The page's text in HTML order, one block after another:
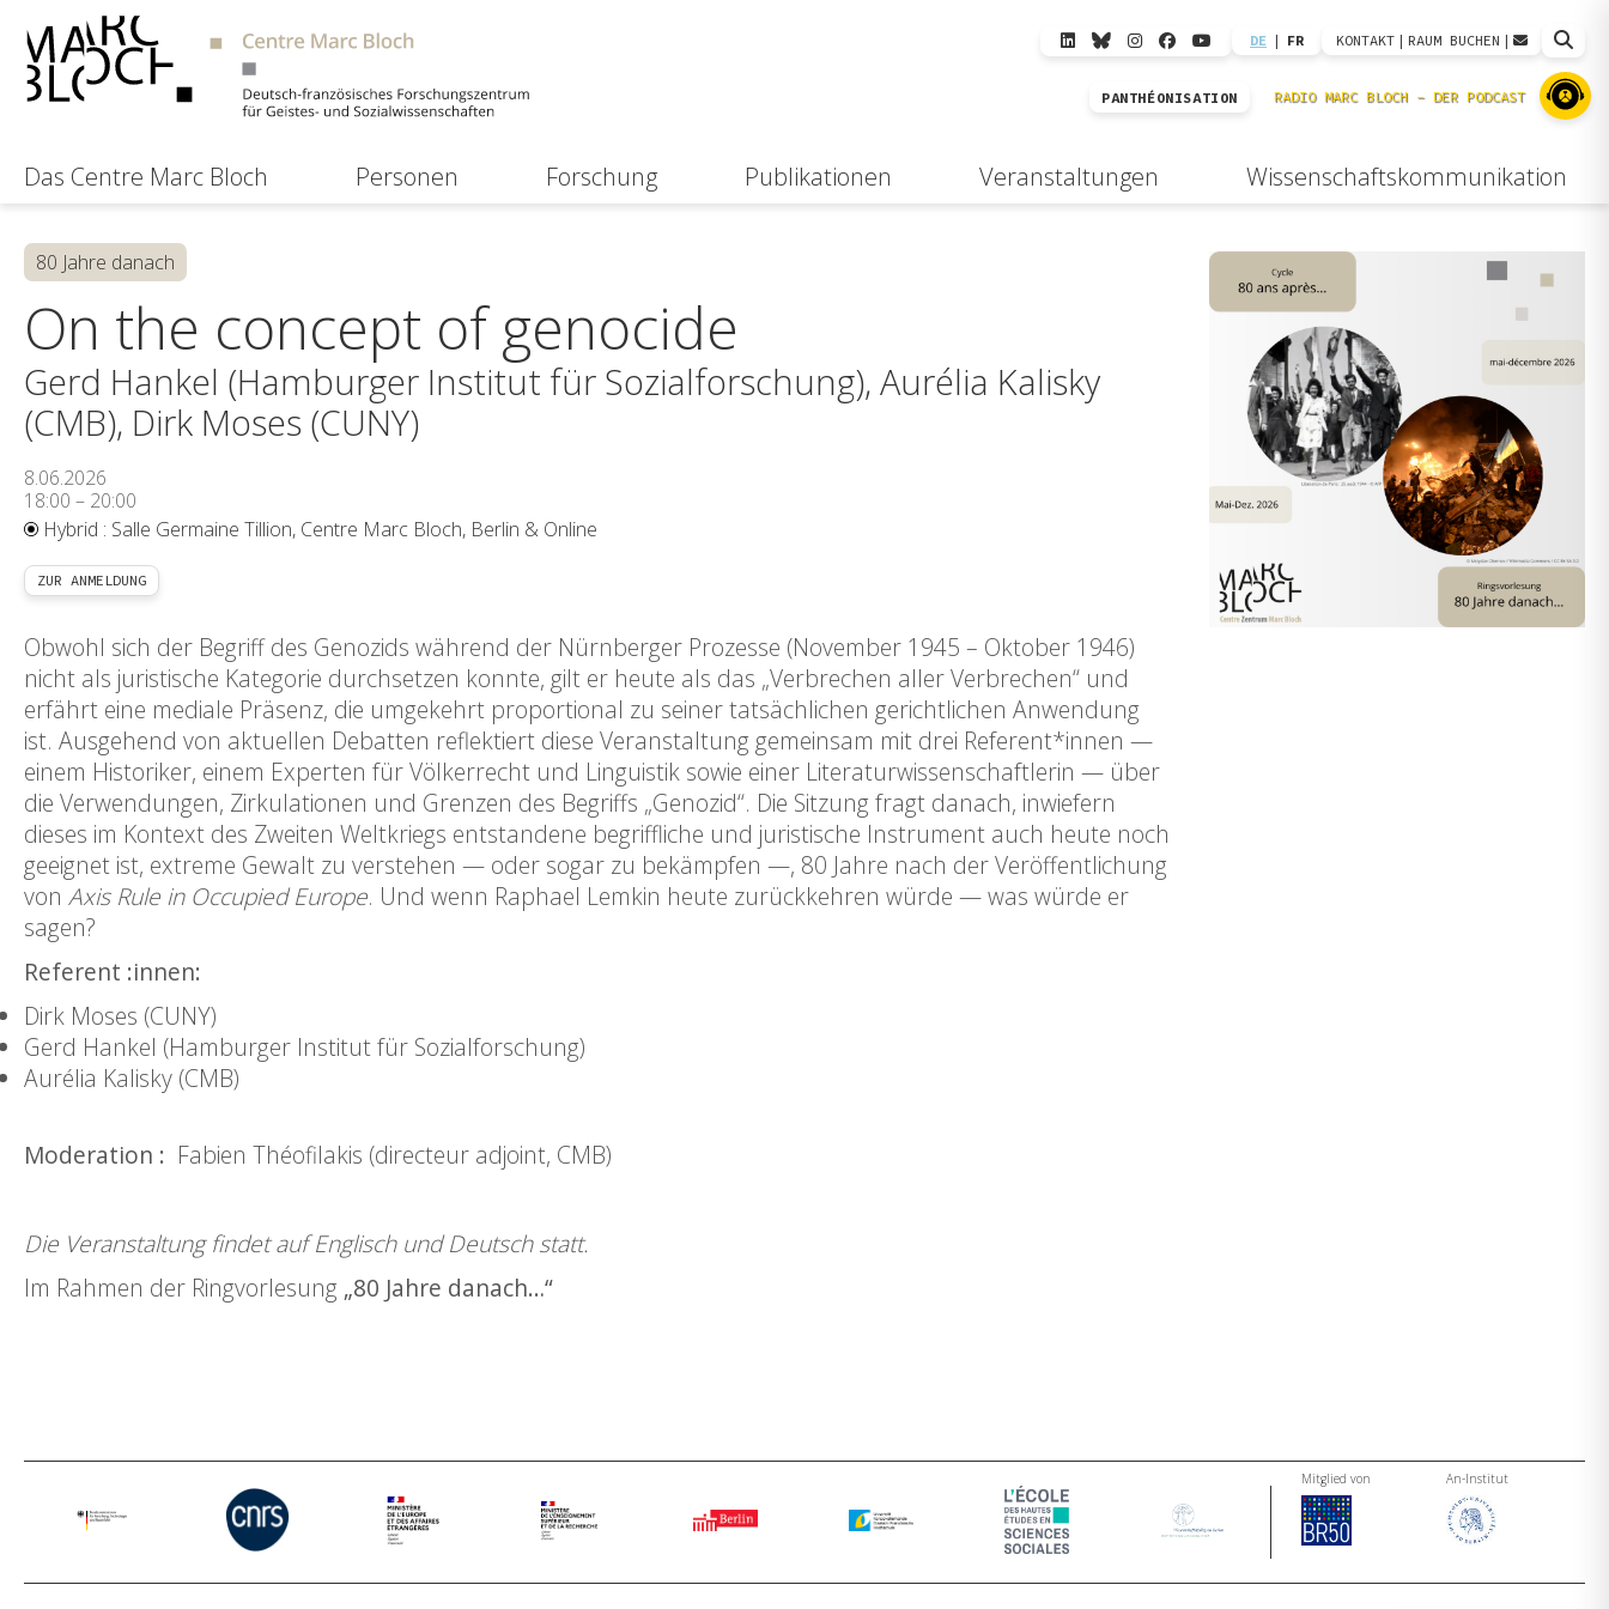
DE | FR KONTAKT | RAUM BUCHEN |
PANTHÉONISATION
Das Centre Marc Bloch Personen Forschung Publikationen Veranstaltungen Wissenschaftskommunikation
80 Jahre danach
On the concept of genocide
Gerd Hankel (Hamburger Institut für Sozialforschung), Aurélia Kalisky
(CMB), Dirk Moses (CUNY)
8.06.2026
18:00 – 20:00
Hybrid : Salle Germaine Tillion, Centre Marc Bloch, Berlin & Online
ZUR ANMELDUNG
Obwohl sich der Begriff des Genozids während der Nürnberger Prozesse (November 1945 – Oktober 1946)
nicht als juristische Kategorie durchsetzen konnte, gilt er heute als das „Verbrechen aller Verbrechen“ und
erfährt eine mediale Präsenz, die umgekehrt proportional zu seiner tatsächlichen gerichtlichen Anwendung
ist. Ausgehend von aktuellen Debatten reflektiert diese Veranstaltung gemeinsam mit drei Referent*innen —
einem Historiker, einem Experten für Völkerrecht und Linguistik sowie einer Literaturwissenschaftlerin — über
die Verwendungen, Zirkulationen und Grenzen des Begriffs „Genozid“. Die Sitzung fragt danach, inwiefern
dieses im Kontext des Zweiten Weltkriegs entstandene begriffliche und juristische Instrument auch heute noch
geeignet ist, extreme Gewalt zu verstehen — oder sogar zu bekämpfen —, 80 Jahre nach der Veröffentlichung
von Axis Rule in Occupied Europe. Und wenn Raphael Lemkin heute zurückkehren würde — was würde er
sagen?
Referent :innen:
Dirk Moses (CUNY)
Gerd Hankel (Hamburger Institut für Sozialforschung)
Aurélia Kalisky (CMB)
Moderation : Fabien Théofilakis (directeur adjoint, CMB)
Die Veranstaltung findet auf Englisch und Deutsch statt.
Im Rahmen der Ringvorlesung „80 Jahre danach…“
Mitglied von An-Institut